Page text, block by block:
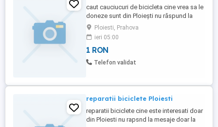
caut cauciucuri de bicicleta cine vrea sa le
doneze sunt din Ploiești nu răspund la
telefonPloiesti, Prahova
ieri 05:00
1 RON
Telefon validat
reparatii biciclete Ploiesti
reparatii biciclete cine este interesati doar
din Ploiesti nu rapsnd la mesaje doar la